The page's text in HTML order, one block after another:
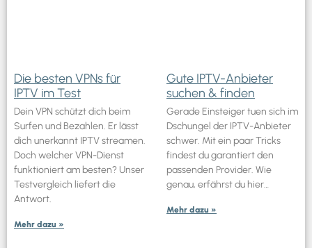
Die besten VPNs für
IPTV im Test
Dein VPN schützt dich beim
Surfen und Bezahlen. Er lässt
dich unerkannt IPTV streamen.
Doch welcher VPN-Dienst
funktioniert am besten? Unser
Testvergleich liefert die
Antwort.
Mehr dazu »
Gute IPTV-Anbieter
suchen & finden
Gerade Einsteiger tuen sich im
Dschungel der IPTV-Anbieter
schwer. Mit ein paar Tricks
findest du garantiert den
passenden Provider. Wie
genau, erfährst du hier…
Mehr dazu »